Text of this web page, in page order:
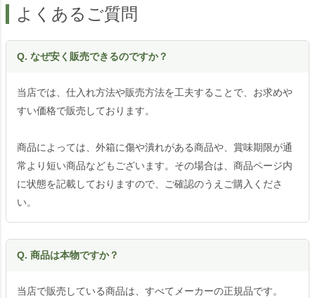
よくあるご質問
Q. なぜ安く販売できるのですか？
当店では、仕入れ方法や販売方法を工夫することで、お求めや
すい価格で販売しております。
商品によっては、外箱に傷や潰れがある商品や、賞味期限が通
常より短い商品などもございます。その場合は、商品ページ内
に状態を記載しておりますので、ご確認のうえご購入くださ
い。
Q. 商品は本物ですか？
当店で販売している商品は、すべてメーカーの正規品です。